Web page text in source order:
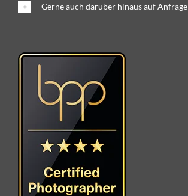
Gerne auch darüber hinaus auf Anfrage